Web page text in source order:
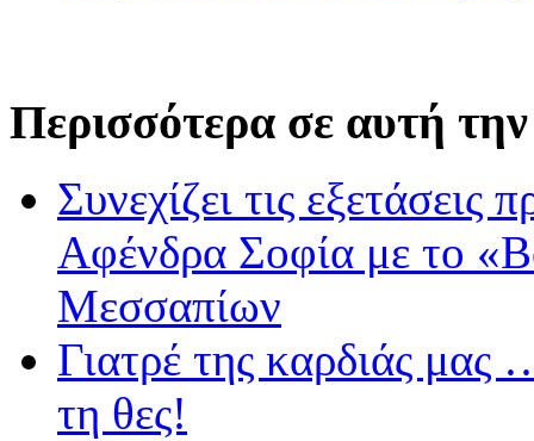
Περισσότερα σε αυτή
Συνεχίζει τις
Αφένδρα Σοφία με το
Μεσσαπίων
Γιατρέ της καρδιάς μας
τη θες!